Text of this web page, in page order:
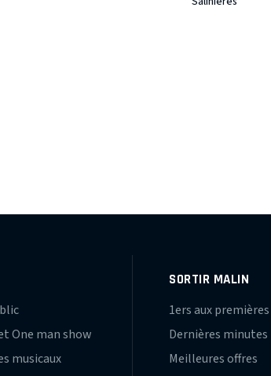
One man show
musicaux
SORTIR MALIN
1ers aux premières
Dernières minutes
Meilleures offres